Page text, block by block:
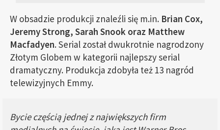
W obsadzie produkcji znaleźli się m.in. Brian Cox,
Jeremy Strong, Sarah Snook oraz Matthew
Macfadyen. Serial został dwukrotnie nagrodzony
Złotym Globem w kategorii najlepszy serial
dramatyczny. Produkcja zdobyła też 13 nagród
telewizyjnych Emmy.
Bycie częścią jednej z największych firm